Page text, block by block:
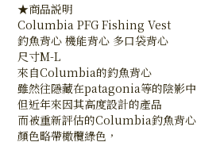
★商品説明
Columbia PFG Fishing Vest
釣魚背心 機能背心 多口袋背心
尺寸M-L
來自Columbia的釣魚背心
雖然往隱藏在patagonia等的陰影中
但近年來因其高度設計的產品
而被重新評估的Columbia釣魚背心
顏色略帶橄欖綠色，